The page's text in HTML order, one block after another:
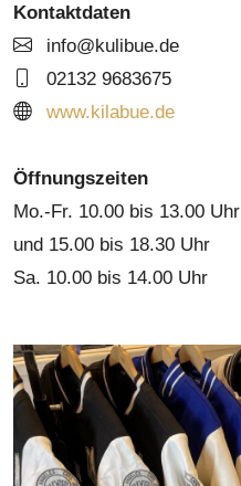
Kontaktdaten
info@kulibue.de
02132 9683675
www.kilabue.de
Öffnungszeiten
Mo.-Fr. 10.00 bis 13.00 Uhr
und 15.00 bis 18.30 Uhr
Sa. 10.00 bis 14.00 Uhr